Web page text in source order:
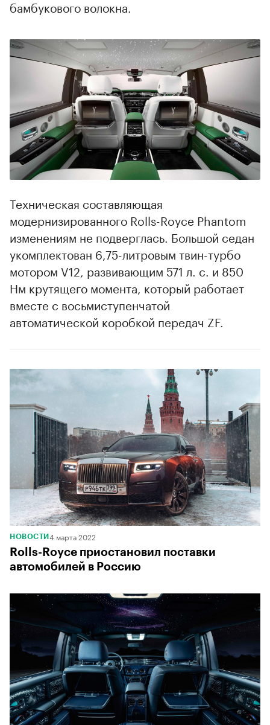
бамбукового волокна.
Техническая составляющая
модернизированного Rolls-Royce Phantom
изменениям не подверглась. Большой седан
укомплектован 6,75-литровым твин-турбо
мотором V12, развивающим 571 л. с. и 850
Нм крутящего момента, который работает
вместе с восьмиступенчатой
автоматической коробкой передач ZF.
НОВОСТИ 4 марта 2022
Rolls-Royce приостановил поставки
автомобилей в Россию